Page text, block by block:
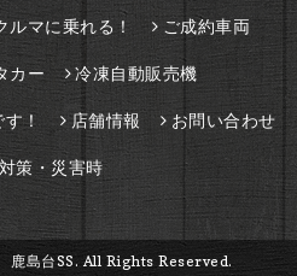
ルマに乗れる！ ご成約車両
カー 冷凍自動販売機
！ 店舗情報 お問い合わせ
策・災害時
鹿島台SS. All Rights Reserved.